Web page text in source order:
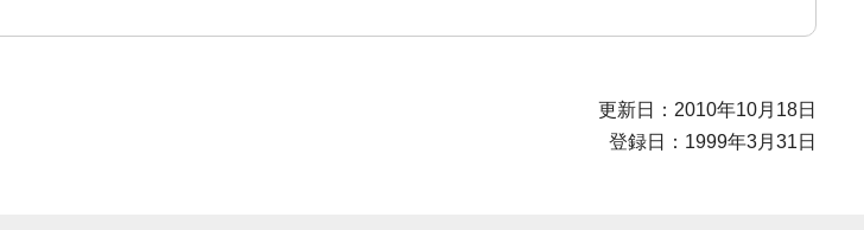
更新日：2010年10月18日
登録日：1999年3月31日